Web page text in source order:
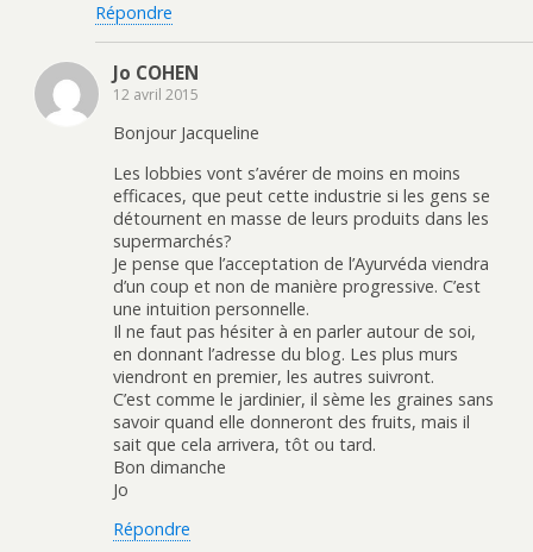
Répondre
Jo COHEN
12 avril 2015
Bonjour Jacqueline
Les lobbies vont s’avérer de moins en moins
efficaces, que peut cette industrie si les gens se
détournent en masse de leurs produits dans les
supermarchés?
Je pense que l’acceptation de l’Ayurvéda viendra
d’un coup et non de manière progressive. C’est
une intuition personnelle.
Il ne faut pas hésiter à en parler autour de soi,
en donnant l’adresse du blog. Les plus murs
viendront en premier, les autres suivront.
C’est comme le jardinier, il sème les graines sans
savoir quand elle donneront des fruits, mais il
sait que cela arrivera, tôt ou tard.
Bon dimanche
Jo
Répondre